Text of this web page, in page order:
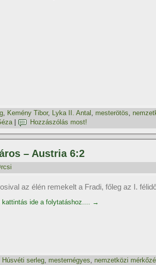
, Kemény Tibor, Lyka II. Antal , mesterötös,
| Hozzászólás most!
– Austria 6:2
az élén remekelt a Fradi, főleg az I.
kattintás ide a folytatáshoz.... →
Húsvéti serleg, mesternégyes, nemzetközi